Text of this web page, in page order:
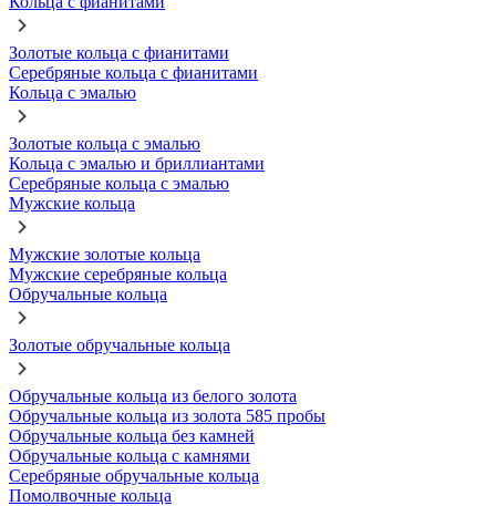
Золотые кольца с фианитами
Серебряные кольца с фианитами
Кольца с эмалью
Золотые кольца с эмалью
Кольца с эмалью и бриллиантами
Серебряные кольца с эмалью
Мужские кольца
Мужские золотые кольца
Мужские серебряные кольца
Обручальные кольца
Золотые обручальные кольца
Обручальные кольца из белого золота
Обручальные кольца из золота 585 пробы
Обручальные кольца без камней
Обручальные кольца с камнями
Серебряные обручальные кольца
Помолвочные кольца